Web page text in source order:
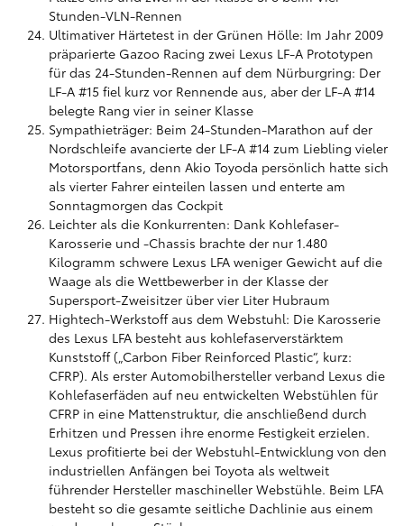
Stunden-VLN-Rennen
Ultimativer Härtetest in der Grünen Hölle: Im Jahr 2009
präparierte Gazoo Racing zwei Lexus LF-A Prototypen
für das 24-Stunden-Rennen auf dem Nürburgring: Der
LF-A #15 fiel kurz vor Rennende aus, aber der LF-A #14
belegte Rang vier in seiner Klasse
Sympathieträger: Beim 24-Stunden-Marathon auf der
Nordschleife avancierte der LF-A #14 zum Liebling vieler
Motorsportfans, denn Akio Toyoda persönlich hatte sich
als vierter Fahrer einteilen lassen und enterte am
Sonntagmorgen das Cockpit
Leichter als die Konkurrenten: Dank Kohlefaser-
Karosserie und -Chassis brachte der nur 1.480
Kilogramm schwere Lexus LFA weniger Gewicht auf die
Waage als die Wettbewerber in der Klasse der
Supersport-Zweisitzer über vier Liter Hubraum
Hightech-Werkstoff aus dem Webstuhl: Die Karosserie
des Lexus LFA besteht aus kohlefaserverstärktem
Kunststoff („Carbon Fiber Reinforced Plastic“, kurz:
CFRP). Als erster Automobilhersteller verband Lexus die
Kohlefaserfäden auf neu entwickelten Webstühlen für
CFRP in eine Mattenstruktur, die anschließend durch
Erhitzen und Pressen ihre enorme Festigkeit erzielen.
Lexus profitierte bei der Webstuhl-Entwicklung von den
industriellen Anfängen bei Toyota als weltweit
führender Hersteller maschineller Webstühle. Beim LFA
besteht so die gesamte seitliche Dachlinie aus einem